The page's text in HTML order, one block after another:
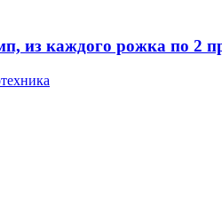
из каждого рожка по 2